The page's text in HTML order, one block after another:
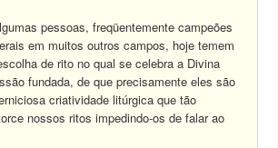
pessoas, freqüentemente campeões
em muitos outros campos, hoje temem
de rito no qual se celebra a Divina
fundada, de que precisamente eles são
criatividade litúrgica que tão
nossos ritos impedindo-os de falar ao